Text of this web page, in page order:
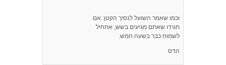
וכמו שאמר השועל לנסיך הקטן: אם
תגידו שאתם מגיעים בשש, אתחיל
לשמוח כבר בשעה חמש.
הדס